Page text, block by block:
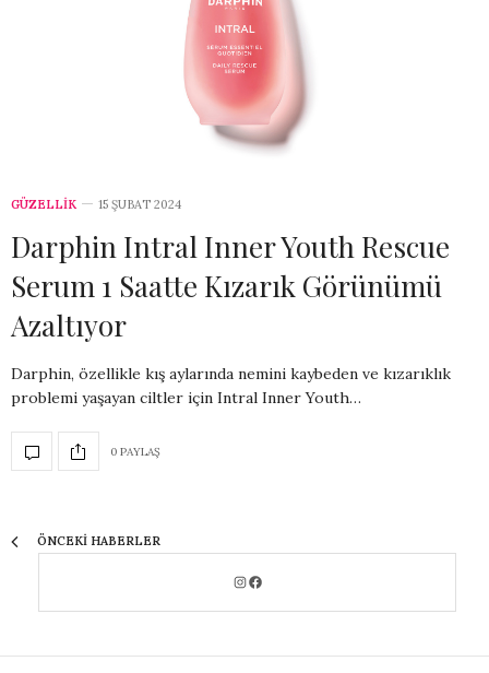
GÜZELLİK 15 ŞUBAT 2024
Darphin Intral Inner Youth Rescue
Serum 1 Saatte Kızarık Görünümü
Azaltıyor
Darphin, özellikle kış aylarında nemini kaybeden ve kızarıklık
problemi yaşayan ciltler için Intral Inner Youth…
0 PAYLAŞ
ÖNCEKI HABERLER